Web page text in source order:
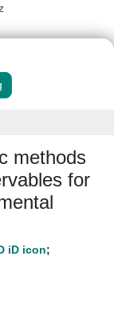
methods
for
;